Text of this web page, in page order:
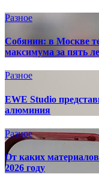
Разное
Собянин: в Москве
максимума за пять
Разное
EWE Studio
алюминия
Разное
От каких
2026 году